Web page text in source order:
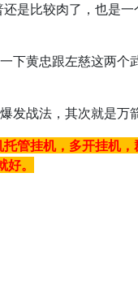
是比较肉了，也是
下黄忠跟左慈这两个
战法，其次就是万
管挂机，多开挂机，
。